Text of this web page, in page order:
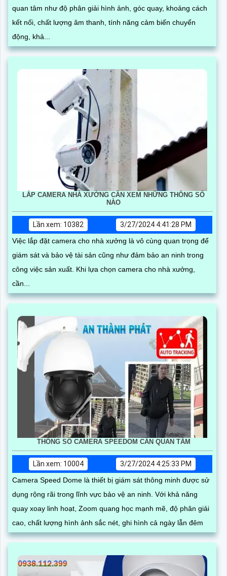
quan tâm như độ phân giải hình ảnh, góc quay, khoảng cách
kết nối, chất lượng âm thanh, tính năng cảm biến chuyển
động, khả...
LẮP CAMERA NHÀ XƯỞNG CẦN XEM NHỮNG THÔNG SỐ
NÀO
Lần xem: 10382
3/27/2024 4:41:28 PM
Việc lắp đặt camera cho nhà xưởng là vô cùng quan trọng để
giám sát và bảo vệ tài sản cũng như đảm bảo an ninh trong
công việc sản xuất. Khi lựa chọn camera cho nhà xưởng,
cần...
THÔNG SỐ CAMERA SPEEDOM CẦN QUAN TÂM
Lần xem: 10004
3/27/2024 4:25:33 PM
Camera Speed Dome là thiết bị giám sát thông minh được sử
dụng rộng rãi trong lĩnh vực bảo vệ an ninh. Với khả năng
quay xoay linh hoạt, Zoom quang học mạnh mẽ, độ phân giải
cao, chất lượng hình ảnh sắc nét, ghi hình cả ngày lẫn đêm